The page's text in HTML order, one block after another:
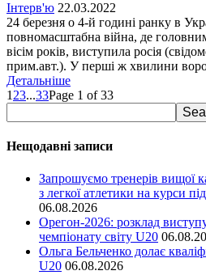
Інтерв'ю 22.03.2022
24 березня о 4-й годині ранку в
повномасштабна війна, де
вісім років, виступила росія
прим.авт.). У перші ж хвилини
Детальніше
1 23...33Page 1 of 33
Нещодавні записи
Запрошуємо тренерів вищої
з легкої атлетики на курси
06.08.2026
Орегон-2026: розклад
чемпіонату світу U20
Ольга Бельченко долає
U20 06.08.2026